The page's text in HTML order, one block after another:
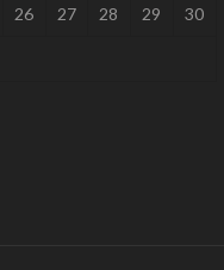
26 27 28 29 30